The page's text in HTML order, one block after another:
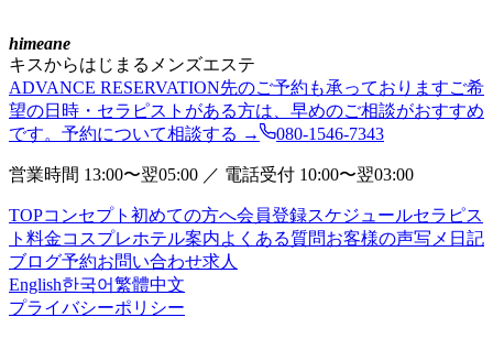
himeane
キスからはじまるメンズエステ
ADVANCE RESERVATION先のご予約も承っておりますご希
望の日時・セラピストがある方は、早めのご相談がおすすめ
です。予約について相談する →
080-1546-7343
営業時間 13:00〜翌05:00 ／ 電話受付 10:00〜翌03:00
TOPコンセプト 初めての方へ会員登録スケジュールセラピス
ト 料金コスプレホテル案内よくある質問お客様の声写メ日記
ブログ予約お問い合わせ求人
English한국어繁體中文
プライバシーポリシー